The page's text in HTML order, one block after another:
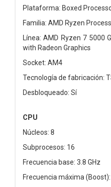
Plataforma: Boxed
Familia: AMD Ryzen
Línea: AMD Ryzen 7 5000
with Radeon Graphics
Socket: AM4
Tecnología de fabricación:
Desbloqueado: Sí
CPU
Núcleos: 8
Subprocesos: 16
Frecuencia base: 3.8 GHz
Frecuencia máxima (Boost):